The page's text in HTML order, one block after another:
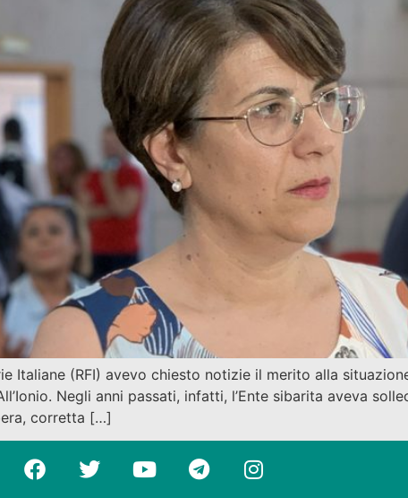
Italiane (RFI) avevo chiesto notizie il merito alla
Negli anni passati, infatti, l’Ente sibarita aveva
corretta […]